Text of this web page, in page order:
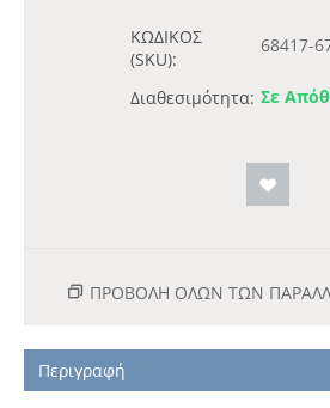
ΚΩΔΙΚΟΣ
(SKU):
68417-
Διαθεσιμότητα: Σε
ΠΡΟΒΟΛΗ ΟΛΩΝ ΤΩΝ
Περιγραφή